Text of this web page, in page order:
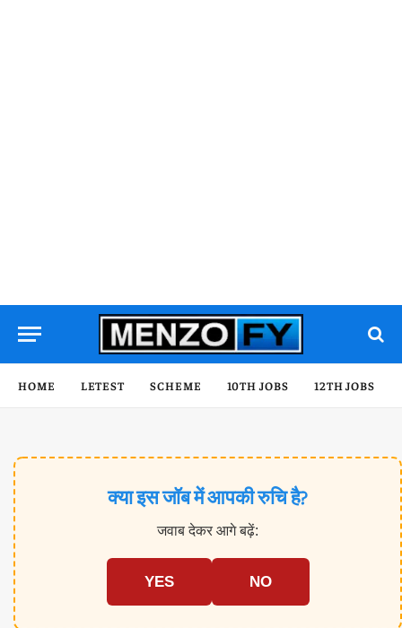
HOME LETEST SCHEME 10TH JOBS 12TH JOBS
क्या इस जॉब में आपकी रुचि है?
जवाब देकर आगे बढ़ें:
YES NO